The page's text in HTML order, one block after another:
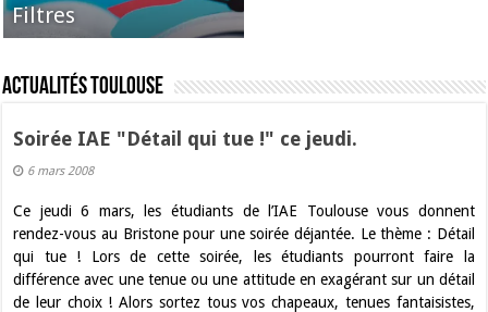
Filtres
Actualités Toulouse
Soirée IAE "Détail qui tue !" ce jeudi.
6 mars 2008
Ce jeudi 6 mars, les étudiants de l’IAE Toulouse vous donnent
rendez-vous au Bristone pour une soirée déjantée. Le thème : Détail
qui tue ! Lors de cette soirée, les étudiants pourront faire la
différence avec une tenue ou une attitude en exagérant sur un détail
de leur choix ! Alors sortez tous vos chapeaux, tenues fantaisistes,